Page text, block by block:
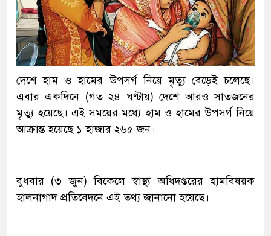
দেশে হাম ও হামের উপসর্গ নিয়ে মৃত্যু বেড়েই চলেছে।
এবার একদিনে (গত ২৪ ঘণ্টায়) দেশে আরও সাতজনের
মৃত্যু হয়েছে। এই সময়ের মধ্যে হাম ও হামের উপসর্গ নিয়ে
আক্রান্ত হয়েছে ১ হাজার ২৬৫ জন।
বুধবার (৩ জুন) বিকেলে স্বাস্থ্য অধিদপ্তরের হামবিষয়ক
হালনাগাদ প্রতিবেদনে এই তথ্য জানানো হয়েছে।